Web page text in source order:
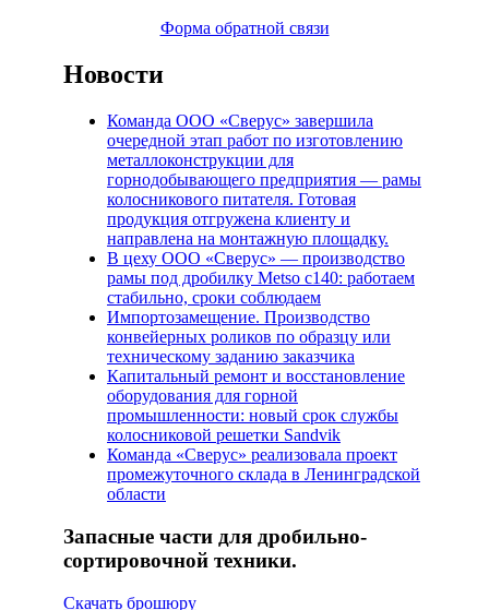
Форма обратной связи
Новости
Команда ООО «Сверус» завершила
очередной этап работ по изготовлению
металлоконструкции для
горнодобывающего предприятия — рамы
колосникового питателя. Готовая
продукция отгружена клиенту и
направлена на монтажную площадку.
В цеху ООО «Сверус» — производство
рамы под дробилку Metso c140: работаем
стабильно, сроки соблюдаем
Импортозамещение. Производство
конвейерных роликов по образцу или
техническому заданию заказчика
Капитальный ремонт и восстановление
оборудования для горной
промышленности: новый срок службы
колосниковой решетки Sandvik
Команда «Сверус» реализовала проект
промежуточного склада в Ленинградской
области
Запасные части для дробильно-
сортировочной техники.
Скачать брошюру